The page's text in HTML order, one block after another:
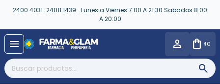
2400 4031-2408 1439- Lunes a Viernes 7:00 A 21:30 Sabados 8:00
A 20:00
menu $0